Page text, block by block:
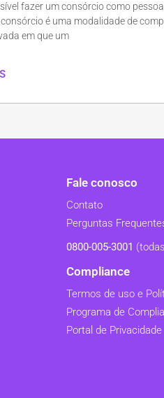
fazer um consórcio como pessoa
consórcio é uma modalidade de
em que um
Fale conosco
Contato
Perguntas
0800-005-3001
Compliance
Termos de uso e
Programa de
Portal de Privacidade